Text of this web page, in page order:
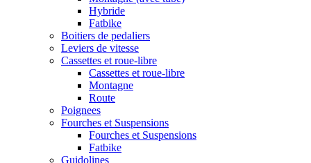
Hybride
Fatbike
Boitiers de pedaliers
Leviers de vitesse
Cassettes et roue-libre
Cassettes et roue-libre
Montagne
Route
Poignees
Fourches et Suspensions
Fourches et Suspensions
Fatbike
Guidolines